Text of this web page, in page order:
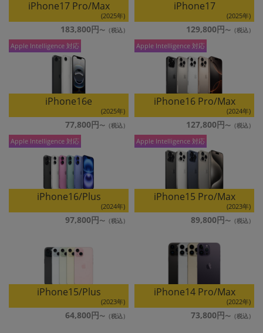
iPhone17 Pro/Max
(2025年)
183,800円
iPhone17
(2025年)
129,800円
Apple Intelligence 対応
iPhone16e
(2025年)
77,800円
Apple Intelligence 対応
iPhone16 Pro/Max
(2024年)
127,800円
Apple Intelligence 対応
iPhone16/Plus
(2024年)
97,800円
Apple Intelligence 対応
iPhone15 Pro/Max
(2023年)
89,800円
iPhone15/Plus
(2023年)
64,800円
iPhone14 Pro/Max
(2022年)
73,800円
機能・特徴
商品の搭載機能による絞り込み
「5G対応」「防水」「ワンセグ」など
ドライブ
商品状態の絞り込み
「新品」「未使用」「中古」など
CPUの絞り込み
~
モニタサイズ
~